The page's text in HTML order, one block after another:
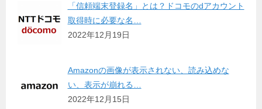
「信頼端末登録名」とは？ドコモのdアカウント
取得時に必要な名…
2022年12月19日
Amazonの画像が表示されない、読み込めな
い、表示が崩れる…
2022年12月15日